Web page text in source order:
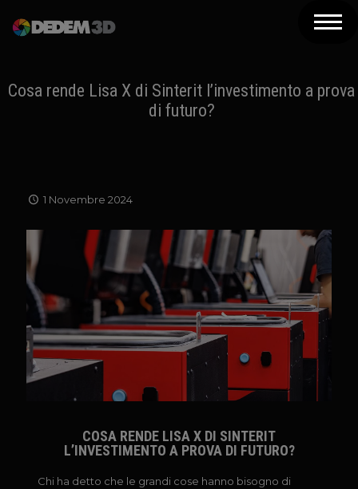
Prodotti
Assistenza
Contatti
Newsletter
Cosa rende Lisa X di Sinterit l’investimento a prova
di futuro?
1 Novembre 2024
COSA RENDE LISA X DI SINTERIT
L’INVESTIMENTO A PROVA DI FUTURO?
Chi ha detto che le grandi cose hanno bisogno di